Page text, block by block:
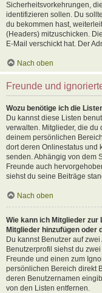
Sicherheitsvorkehrungen,
identifizieren sollen. Du
du bekommen hast,
(Headers) mitzuschicken.
E-Mail verschickt hat. Der
Nach oben
Freunde und
Wozu benötige ich die
Du kannst diese Listen
verwalten. Mitglieder, die du
deinem persönlichen
dort deren Onlinestatus und
senden. Abhängig von dem
Freunde auch
siehst du seine Beiträge
Nach oben
Wie kann ich Mitglieder
Mitglieder hinzufügen oder
Du kannst Benutzer auf
Benutzerprofil siehst du
Freunde und einen zum
persönlichen Bereich direkt
deren Benutzernamen
von den Listen entfernen.